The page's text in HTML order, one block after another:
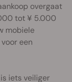
overgaat
tot ¥ 5.000
mobiele
een
iets veiliger